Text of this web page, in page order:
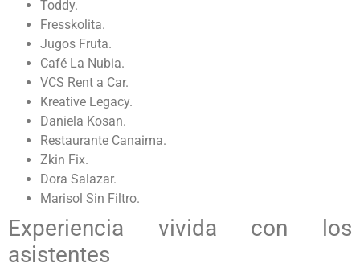
Toddy.
Fresskolita.
Jugos Fruta.
Café La Nubia.
VCS Rent a Car.
Kreative Legacy.
Daniela Kosan.
Restaurante Canaima.
Zkin Fix.
Dora Salazar.
Marisol Sin Filtro.
Experiencia vivida con los
asistentes